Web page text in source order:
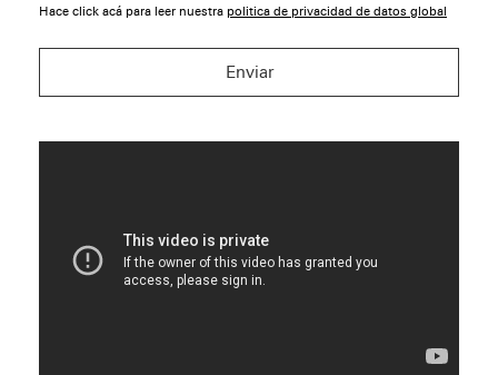
Hace click acá para leer nuestra politica de privacidad de datos global
Enviar